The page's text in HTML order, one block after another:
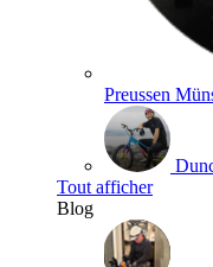
Preussen
Tout afficher
Blog